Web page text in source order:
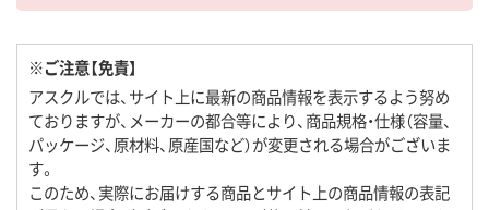
※ご注意【免責】
アスクルでは、サイト上に最新の商品情報を表示するよう努め
ておりますが、メーカーの都合等により、商品規格・仕様（容量、
パッケージ、原材料、原産国など）が変更される場合がございま
す。
このため、実際にお届けする商品とサイト上の商品情報の表記